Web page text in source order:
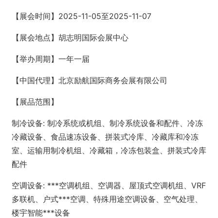
【展会时间】2025-11-05至2025-11-07
【展会地点】胡志明国际会展中心
【举办周期】一年一届
【中国代理】北京励航国际商务会展有限公司
【展品范围】
制冷设备: 制冷系统或机组、制冷系统设备和配件、冷冻
冷藏设备、食品速冻设备、拼装式冷库、冷藏库和冷冻
室、运输用制冷机组、冷藏箱，冷冻包装盒、拼装式冷库
配件
空调设备: ***空调机组、空调器、屋顶式空调机组、VRF
多联机、户式***空调、特殊用途空调设备、空气处理、
楼宇智能***设备